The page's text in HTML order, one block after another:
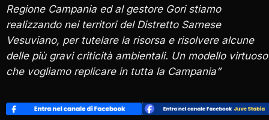
Regione Campania ed al gestore Gori stiamo
realizzando nei territori del Distretto Sarnese
Vesuviano, per tutelare la risorsa e risolvere alcune
delle più gravi criticità ambientali. Un modello virtuoso
che vogliamo replicare in tutta la Campania”